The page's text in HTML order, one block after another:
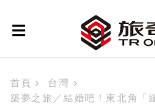
首頁
台灣
築夢之旅／結婚吧！東北角「